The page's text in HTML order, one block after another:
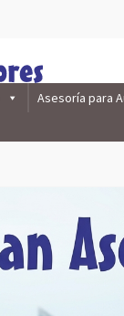
Asesoría para